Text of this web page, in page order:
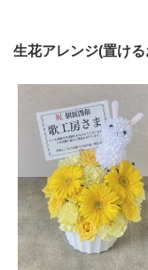
生花アレンジ(置け